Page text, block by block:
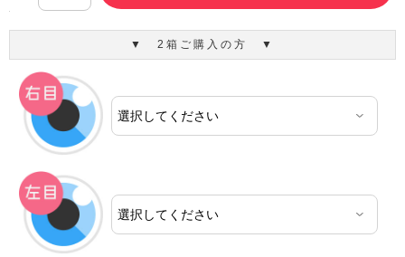
▼ 2箱ご購入の方 ▼